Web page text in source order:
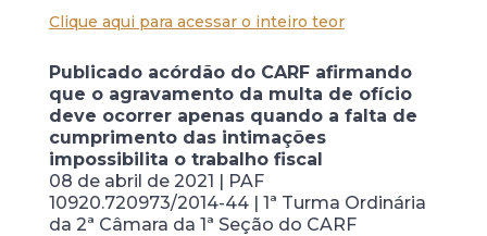
Clique aqui para acessar o inteiro teor
Publicado acórdão do CARF afirmando
que o agravamento da multa de ofício
deve ocorrer apenas quando a falta de
cumprimento das intimações
impossibilita o trabalho fiscal
08 de abril de 2021 | PAF
10920.720973/2014-44 | 1ª Turma Ordinária
da 2ª Câmara da 1ª Seção do CARF